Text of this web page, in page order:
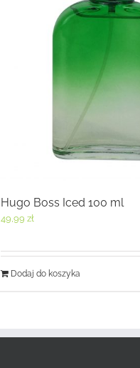
Hugo Boss Iced 100 ml
49,99 zł
Dodaj do koszyka